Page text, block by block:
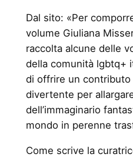
Dal sito: «Per
volume Giuliana
raccolta alcune delle
della comunità lgbtq+
di offrire un
divertente per
dell’immaginario
mondo in perenne
Come scrive la